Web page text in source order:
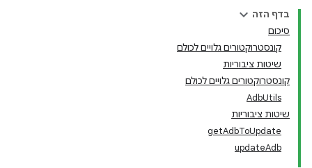
בדף הזה
סיכום
קונסטרוקטורים גלויים לכולם
שיטות ציבוריות
קונסטרוקטורים גלויים לכולם
AdbUtils
שיטות ציבוריות
getAdbToUpdate
updateAdb